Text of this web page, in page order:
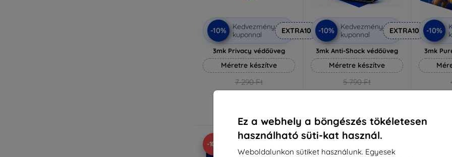
Ez a webhely a böngészés tökéletesen
használható süti-kat használ.
Weboldalunkon sütiket használunk. Egyesek
-10%
Kedvezmény
kuponnal
EXTRA10
3mk Privacy védőüveg
Méretre készítve
7 290 Ft
6 561 Ft
-10%
Kedvezmény
kuponnal
EXTRA10
3mk Anti-Shock védőüveg
Méretre készítve
5 790 Ft
5 211 Ft
-10%
3mk
-10%